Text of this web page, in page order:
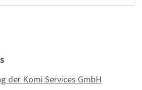
der Komi Services GmbH